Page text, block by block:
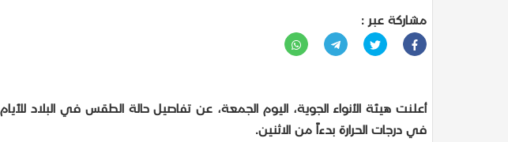
مشاركة عبر :
أعلنت هيئة الأنواء الجوية، اليوم الجمعة، عن تفاصيل حالة الطقس في البلاد
في درجات الحرارة بدءاً من الاثنين.